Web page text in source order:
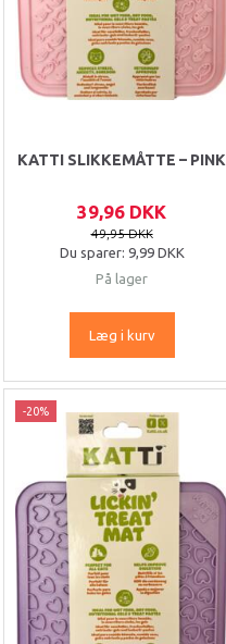
KATTI SLIKKEMÅTTE – PINK
39,96 DKK
49,95 DKK
Du sparer: 9,99 DKK
På lager
Læg i kurv
-20%